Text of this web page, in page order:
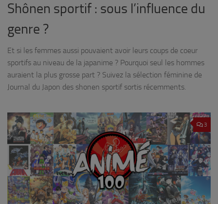
Shônen sportif : sous l’influence du
genre ?
Et si les femmes aussi pouvaient avoir leurs coups de coeur
sportifs au niveau de la japanime ? Pourquoi seul les hommes
auraient la plus grosse part ? Suivez la sélection féminine de
Journal du Japon des shonen sportif sortis récemments.
3